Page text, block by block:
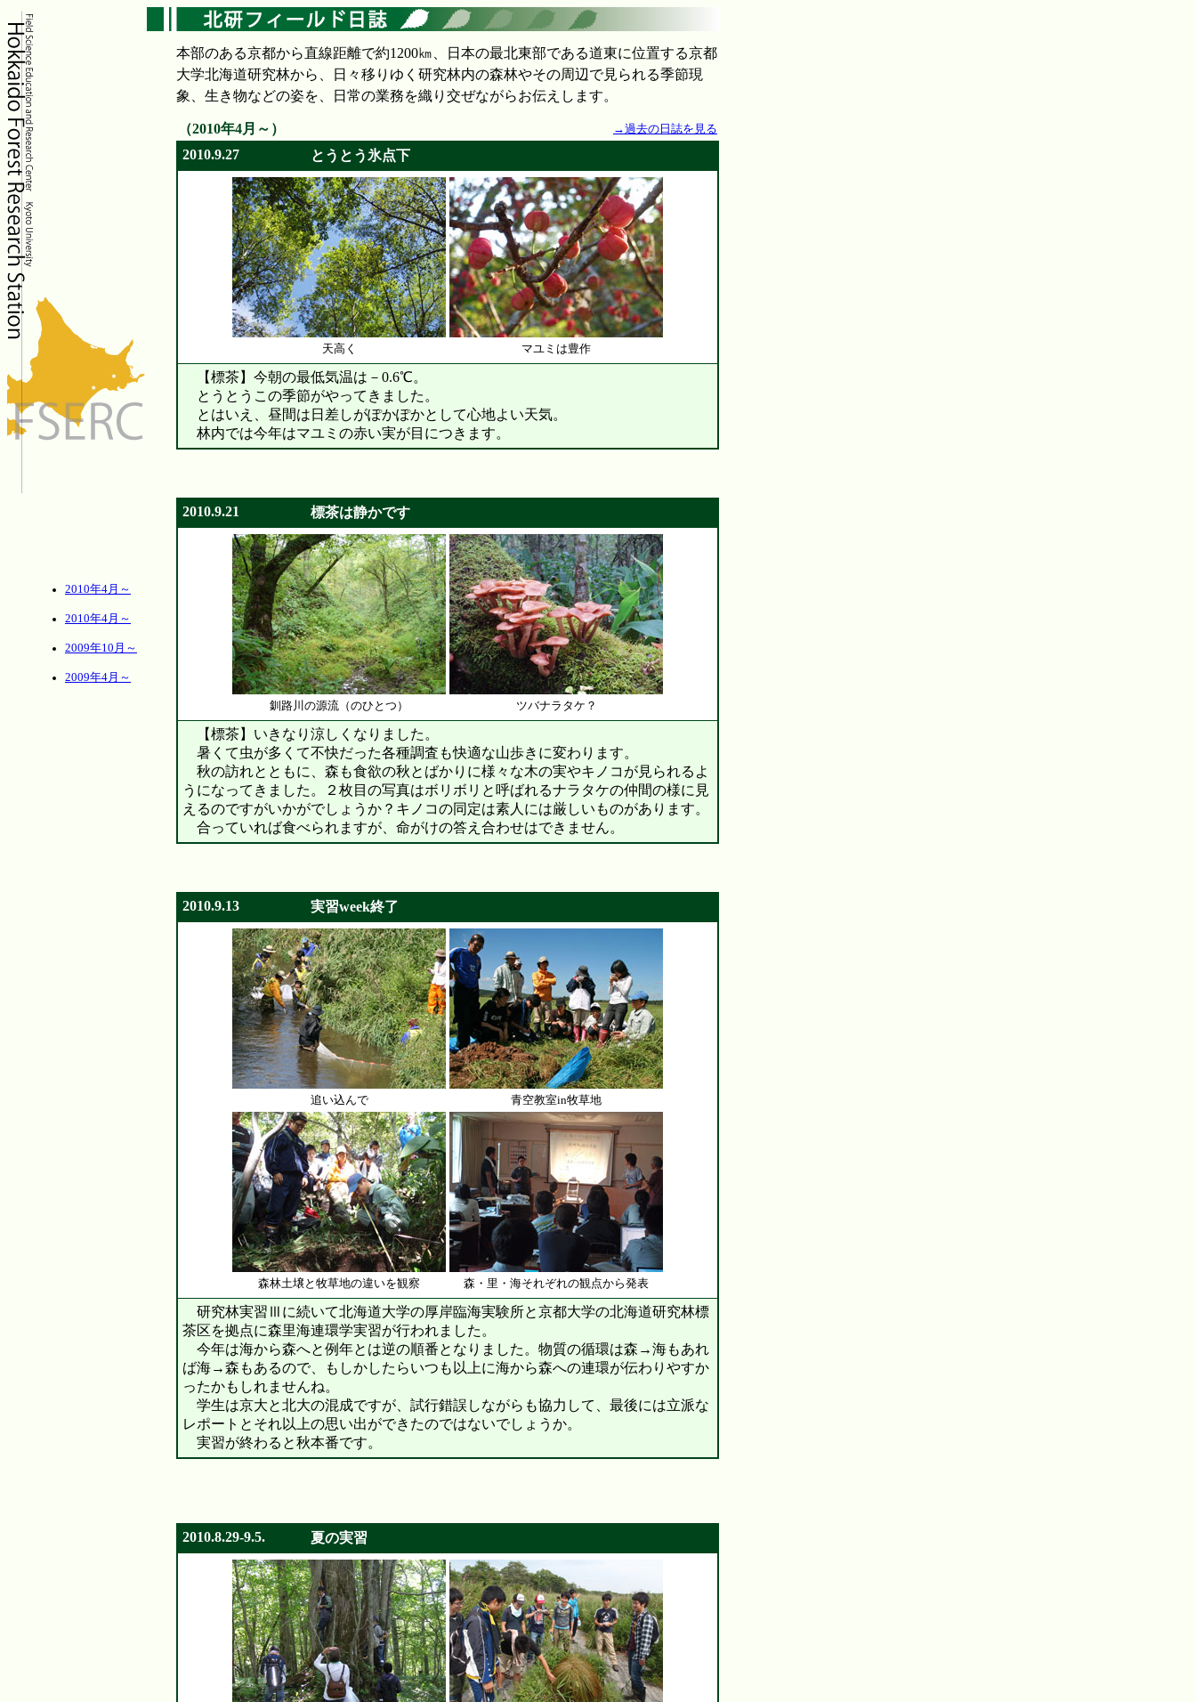
2010年4月～
2010年4月～
2009年10月～
2009年4月～
本部のある京都から直線距離で約1200㎞、日本の最北東部である道東に位置する京都
大学北海道研究林から、日々移りゆく研究林内の森林やその周辺で見られる季節現
象、生き物などの姿を、日常の業務を織り交ぜながらお伝えします。
（2010年4月～） →過去の日誌を見る
2010.9.27 とうとう氷点下
天高く マユミは豊作
【標茶】 今朝の最低気温は－0.6℃。
とうとうこの季節がやってきました。
とはいえ、昼間は日差しがぽかぽかとして心地よい天気。
林内では今年はマユミの赤い実が目につきます。
2010.9.21 標茶は静かです
釧路川の源流（のひとつ） ツバナラタケ？
【標茶】いきなり涼しくなりました。
暑くて虫が多くて不快だった各種調査も快適な山歩きに変わります。
秋の訪れとともに、森も食欲の秋とばかりに様々な木の実やキノコが見られるよ
うになってきました。２枚目の写真はボリボリと呼ばれるナラタケの仲間の様に見
えるのですがいかがでしょうか？キノコの同定は素人には厳しいものがあります。
合っていれば食べられますが、命がけの答え合わせはできません。
2010.9.13 実習week終了
追い込んで 青空教室in牧草地
森林土壌と牧草地の違いを観察 森・里・海それぞれの観点から発表
研究林実習Ⅲに続いて北海道大学の厚岸臨海実験所と京都大学の北海道研究林標
茶区を拠点に森里海連環学実習が行われました。
今年は海から森へと例年とは逆の順番となりました。物質の循環は森→海もあれ
ば海→森もあるので、もしかしたらいつも以上に海から森への連環が伝わりやすか
ったかもしれませんね。
学生は京大と北大の混成ですが、試行錯誤しながらも協力して、最後には立派な
レポートとそれ以上の思い出ができたのではないでしょうか。
実習が終わると秋本番です。
2010.8.29-9.5. 夏の実習